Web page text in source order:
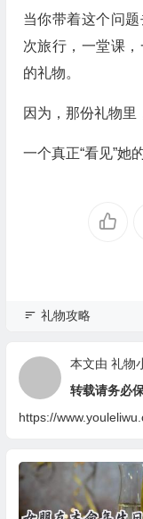
当你带着这个问
次旅行，一堂课
的礼物。
因为，那份礼物里
一个真正“看见”她
礼物攻略
本文由 礼物
转载请务必
https://